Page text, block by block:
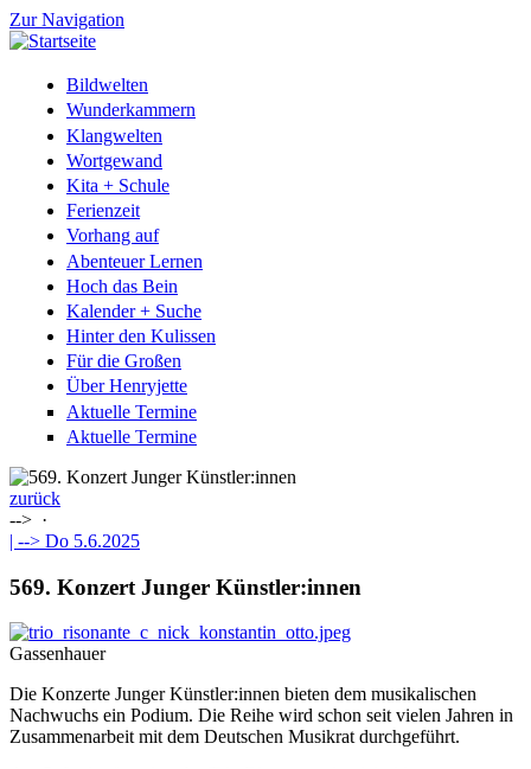
Zur Navigation
Bildwelten
Wunderkammern
Klangwelten
Wortgewand
Kita + Schule
Ferienzeit
Vorhang auf
Abenteuer Lernen
Hoch das Bein
Kalender + Suche
Hinter den Kulissen
Für die Großen
Über Henryjette
Aktuelle Termine
Aktuelle Termine
zurück
--> ·
| --> Do 5.6.2025
569. Konzert Junger Künstler:innen
Gassenhauer
Die Konzerte Junger Künstler:innen bieten dem musikalischen
Nachwuchs ein Podium. Die Reihe wird schon seit vielen Jahren in
Zusammenarbeit mit dem Deutschen Musikrat durchgeführt.